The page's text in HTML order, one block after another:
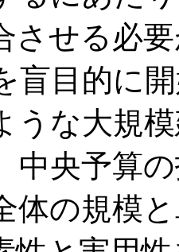
させる必
盲目的に
うな大規
中央予算
体の規模